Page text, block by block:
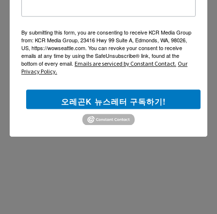
By submitting this form, you are consenting to receive KCR Media Group
from: KCR Media Group, 23416 Hwy 99 Suite A, Edmonds, WA, 98026,
US, https://wowseattle.com. You can revoke your consent to receive
emails at any time by using the SafeUnsubscribe® link, found at the
bottom of every email. Emails are serviced by Constant Contact. Our
Privacy Policy.
오레곤K 뉴스레터 구독하기!